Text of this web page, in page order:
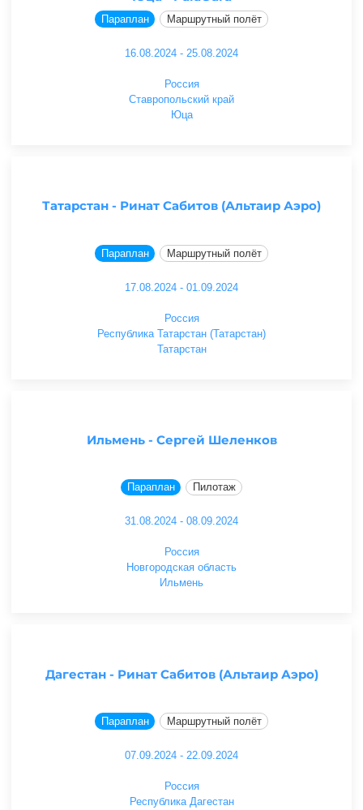
Параплан Маршрутный полёт
16.08.2024 - 25.08.2024
Россия
Ставропольский край
Юца
Татарстан - Ринат Сабитов (Альтаир Аэро)
Параплан Маршрутный полёт
17.08.2024 - 01.09.2024
Россия
Республика Татарстан (Татарстан)
Татарстан
Ильмень - Сергей Шеленков
Параплан Пилотаж
31.08.2024 - 08.09.2024
Россия
Новгородская область
Ильмень
Дагестан - Ринат Сабитов (Альтаир Аэро)
Параплан Маршрутный полёт
07.09.2024 - 22.09.2024
Россия
Республика Дагестан